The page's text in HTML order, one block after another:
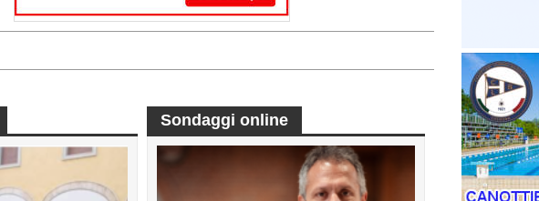
Sondaggi online